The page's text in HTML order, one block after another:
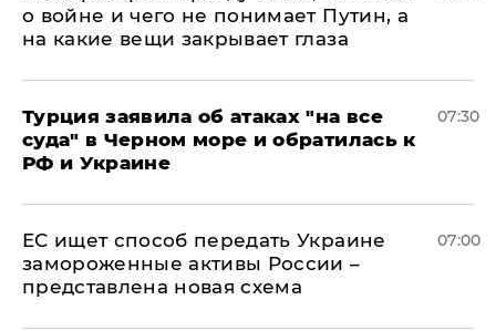
о войне и чего не понимает Путин, а
на какие вещи закрывает глаза
Турция заявила об атаках "на все
суда" в Черном море и обратилась к
РФ и Украине
07:30
ЕС ищет способ передать Украине
замороженные активы России –
представлена новая схема
07:00